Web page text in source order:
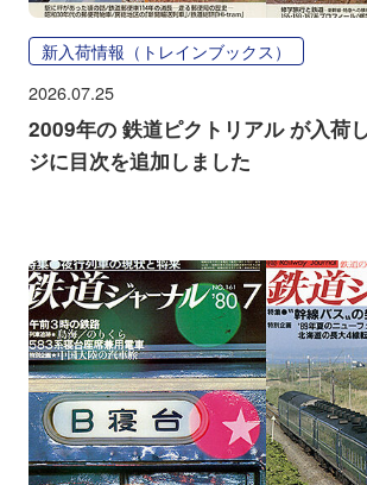
新入荷情報（トレインブックス）
2026.07.25
2009年の 鉄道ピクトリアル が入荷
ジに目次を追加しました